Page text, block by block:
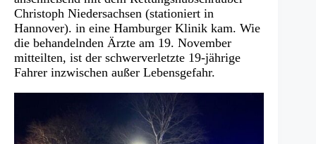
Christoph Niedersachsen (stationiert in
Hannover). in eine Hamburger Klinik kam. Wie
die behandelnden Ärzte am 19. November
mitteilten, ist der schwerverletzte 19-jährige
Fahrer inzwischen außer Lebensgefahr.